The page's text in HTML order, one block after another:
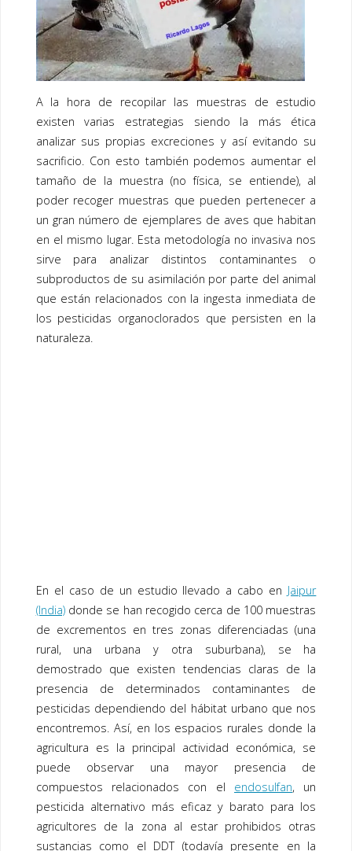
A la hora de recopilar las muestras de estudio
existen varias estrategias siendo la más ética
analizar sus propias excreciones y así evitando su
sacrificio. Con esto también podemos aumentar el
tamaño de la muestra (no física, se entiende), al
poder recoger muestras que pueden pertenecer a
un gran número de ejemplares de aves que habitan
en el mismo lugar. Esta metodología no invasiva nos
sirve para analizar distintos contaminantes o
subproductos de su asimilación por parte del animal
que están relacionados con la ingesta inmediata de
los pesticidas organoclorados que persisten en la
naturaleza.
En el caso de un estudio llevado a cabo en Jaipur
(India)donde se han recogido cerca de 100 muestras
de excrementos en tres zonas diferenciadas (una
rural, una urbana y otra suburbana), se ha
demostrado que existen tendencias claras de la
presencia de determinados contaminantes de
pesticidas dependiendo del hábitat urbano que nos
encontremos. Así, en los espacios rurales donde la
agricultura es la principal actividad económica, se
puede observar una mayor presencia de
compuestos relacionados con el endosulfan, un
pesticida alternativo más eficaz y barato para los
agricultores de la zona al estar prohibidos otras
sustancias como el DDT (todavía presente en la